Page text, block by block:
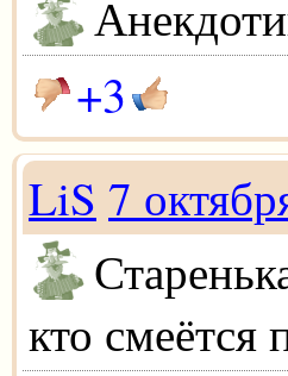
+3
LiS 7
кто смеётся